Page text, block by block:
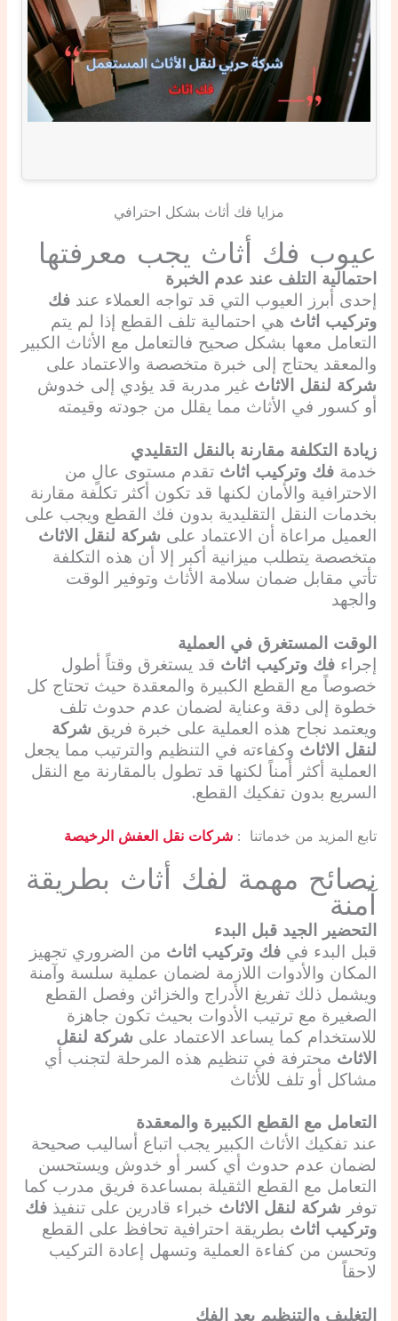
مزايا فك أثاث بشكل احترافي
عيوب فك أثاث يجب معرفتها
احتمالية التلف عند عدم الخبرة
إحدى أبرز العيوب التي قد تواجه العملاء عند فك
وتركيب اثاث هي احتمالية تلف القطع إذا لم يتم
التعامل معها بشكل صحيح فالتعامل مع الأثاث الكبير
والمعقد يحتاج إلى خبرة متخصصة والاعتماد على
شركة لنقل الاثاث غير مدربة قد يؤدي إلى خدوش
أو كسور في الأثاث مما يقلل من جودته وقيمته
زيادة التكلفة مقارنة بالنقل التقليدي
خدمة فك وتركيب اثاث تقدم مستوى عالٍ من
الاحترافية والأمان لكنها قد تكون أكثر تكلفة مقارنة
بخدمات النقل التقليدية بدون فك القطع ويجب على
العميل مراعاة أن الاعتماد على شركة لنقل الاثاث
متخصصة يتطلب ميزانية أكبر إلا أن هذه التكلفة
تأتي مقابل ضمان سلامة الأثاث وتوفير الوقت
والجهد
الوقت المستغرق في العملية
إجراء فك وتركيب اثاث قد يستغرق وقتاً أطول
خصوصاً مع القطع الكبيرة والمعقدة حيث تحتاج كل
خطوة إلى دقة وعناية لضمان عدم حدوث تلف
ويعتمد نجاح هذه العملية على خبرة فريق شركة
لنقل الاثاث وكفاءته في التنظيم والترتيب مما يجعل
العملية أكثر أمناً لكنها قد تطول بالمقارنة مع النقل
السريع بدون تفكيك القطع.
تابع المزيد من خدماتنا : شركات نقل العفش الرخيصة
نصائح مهمة لفك أثاث بطريقة
آمنة
التحضير الجيد قبل البدء
قبل البدء في فك وتركيب اثاث من الضروري تجهيز
المكان والأدوات اللازمة لضمان عملية سلسة وآمنة
ويشمل ذلك تفريغ الأدراج والخزائن وفصل القطع
الصغيرة مع ترتيب الأدوات بحيث تكون جاهزة
للاستخدام كما يساعد الاعتماد على شركة لنقل
الاثاث محترفة في تنظيم هذه المرحلة لتجنب أي
مشاكل أو تلف للأثاث
التعامل مع القطع الكبيرة والمعقدة
عند تفكيك الأثاث الكبير يجب اتباع أساليب صحيحة
لضمان عدم حدوث أي كسر أو خدوش ويستحسن
التعامل مع القطع الثقيلة بمساعدة فريق مدرب كما
توفر شركة لنقل الاثاث خبراء قادرين على تنفيذ فك
وتركيب اثاث بطريقة احترافية تحافظ على القطع
وتحسن من كفاءة العملية وتسهل إعادة التركيب
لاحقاً
التغليف والتنظيم بعد الفك